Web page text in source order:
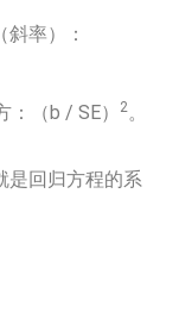
率）：
（b / SE） 2。
是回归方程的系